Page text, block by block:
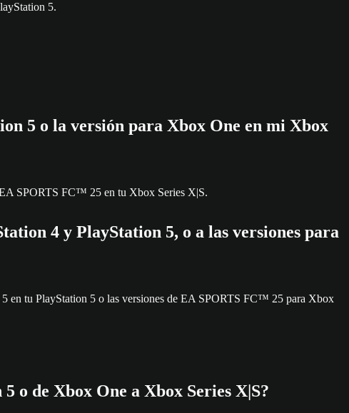
5.
5 o la versión para Xbox One en mi Xbox
SPORTS FC™ 25 en tu Xbox Series X|S.
4 y PlayStation 5, o a las versiones para
en tu PlayStation 5 o las versiones de EA SPORTS FC™ 25 para Xbox
o de Xbox One a Xbox Series X|S?